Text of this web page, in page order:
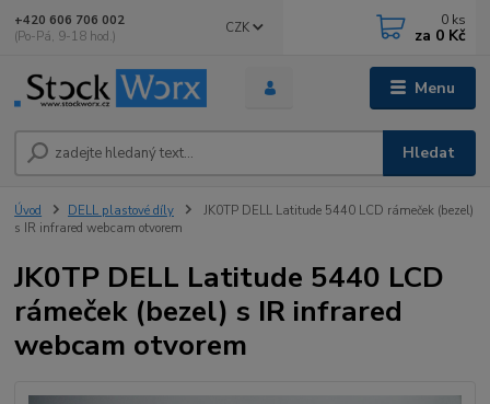
Menu
CZK
Hledat
+420 606 706 002
(Po-Pá, 9-18 hod.)
0 ks
za 0 Kč
Úvod DELL plastové díly
JK0TP DELL Latitude 5440 LCD rámeček (bezel)
s IR infrared webcam otvorem
JK0TP DELL Latitude 5440 LCD
rámeček (bezel) s IR infrared
webcam otvorem